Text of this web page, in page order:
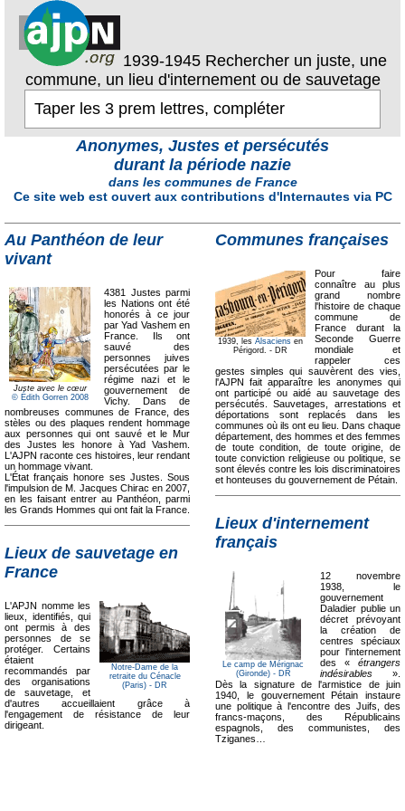
1939-1945 Rechercher un juste, une
commune, un lieu d'internement ou de sauvetage
Anonymes, Justes et persécutés
durant la période nazie
dans les communes de France
Ce site web est ouvert aux contributions d'Internautes via PC
Au Panthéon de leur
vivant
Juste avec le cœur
© Édith Gorren 2008
4381 Justes parmi
les Nations ont été
honorés à ce jour
par Yad Vashem en
France. Ils ont
sauvé des
personnes juives
persécutées par le
régime nazi et le
gouvernement de
Vichy. Dans de
nombreuses communes de France, des
stèles ou des plaques rendent hommage
aux personnes qui ont sauvé et le Mur
des Justes les honore à Yad Vashem.
L'AJPN raconte ces histoires, leur rendant
un hommage vivant.
L'État français honore ses Justes. Sous
l'impulsion de M. Jacques Chirac en 2007,
en les faisant entrer au Panthéon, parmi
les Grands Hommes qui ont fait la France.
Lieux de sauvetage en
France
Notre-Dame de la
retraite du Cénacle
(Paris) - DR
L'APJN nomme les
lieux, identifiés, qui
ont permis à des
personnes de se
protéger. Certains
étaient
recommandés par
des organisations
de sauvetage, et
d'autres accueillaient grâce à
l'engagement de résistance de leur
dirigeant.
Communes françaises
1939, les Alsaciens en
Périgord. - DR
Pour faire
connaître au plus
grand nombre
l'histoire de chaque
commune de
France durant la
Seconde Guerre
mondiale et
rappeler ces
gestes simples qui sauvèrent des vies,
l'AJPN fait apparaître les anonymes qui
ont participé ou aidé au sauvetage des
persécutés. Sauvetages, arrestations et
déportations sont replacés dans les
communes où ils ont eu lieu. Dans chaque
département, des hommes et des femmes
de toute condition, de toute origine, de
toute conviction religieuse ou politique, se
sont élevés contre les lois discriminatoires
et honteuses du gouvernement de Pétain.
Lieux d'internement
français
Le camp de Mérignac
(Gironde) - DR
12 novembre
1938, le
gouvernement
Daladier publie un
décret prévoyant
la création de
centres spéciaux
pour l'internement
des « étrangers
indésirables ».
Dès la signature de l'armistice de juin
1940, le gouvernement Pétain instaure
une politique à l'encontre des Juifs, des
francs-maçons, des Républicains
espagnols, des communistes, des
Tziganes…